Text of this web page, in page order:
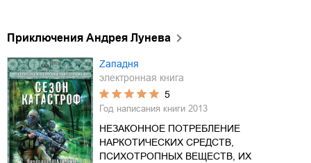
Приключения Андрея Лунева
Zападня
электронная книга
5
Год написания книги 2013
НЕЗАКОННОЕ ПОТРЕБЛЕНИЕ
НАРКОТИЧЕСКИХ СРЕДСТВ,
ПСИХОТРОПНЫХ ВЕЩЕСТВ, ИХ